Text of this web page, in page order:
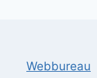
Webbureau